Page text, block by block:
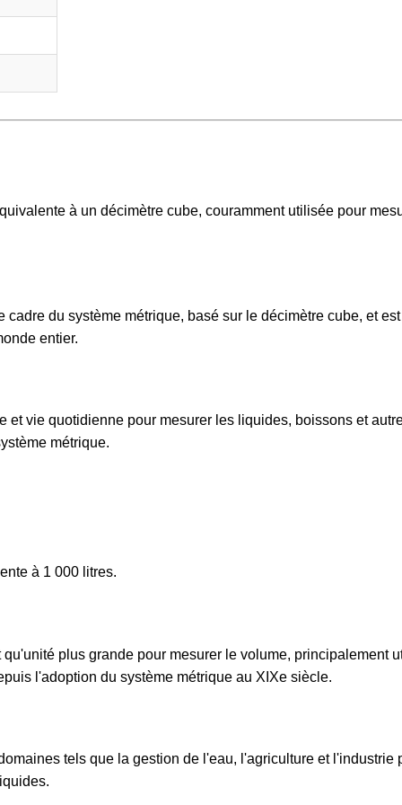
à un décimètre cube, couramment utilisée pour
cadre du système métrique, basé sur le décimètre cube, et
entier.
et vie quotidienne pour mesurer les liquides, boissons et
métrique.
à 1 000 litres.
plus grande pour mesurer le volume, principalement
l'adoption du système métrique au XIXe siècle.
tels que la gestion de l'eau, l'agriculture et l'industrie